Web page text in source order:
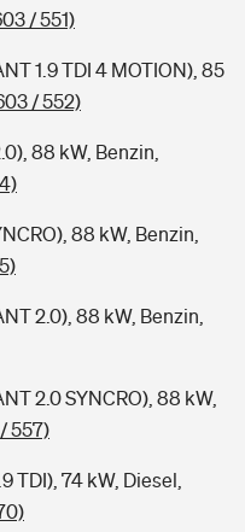
/ 551)
1.9 TDI 4 MOTION), 85
/ 552)
88 kW, Benzin,
88 kW, Benzin,
2.0), 88 kW, Benzin,
2.0 SYNCRO), 88 kW,
557)
TDI), 74 kW, Diesel,